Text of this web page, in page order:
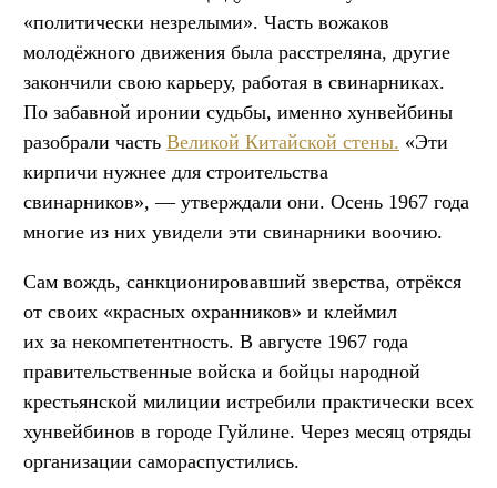
«политически незрелыми». Часть вожаков
молодёжного движения была расстреляна, другие
закончили свою карьеру, работая в свинарниках.
По забавной иронии судьбы, именно хунвейбины
разобрали часть Великой Китайской стены. «Эти
кирпичи нужнее для строительства
свинарников», — утверждали они. Осень 1967 года
многие из них увидели эти свинарники воочию.
Сам вождь, санкционировавший зверства, отрёкся
от своих «красных охранников» и клеймил
их за некомпетентность. В августе 1967 года
правительственные войска и бойцы народной
крестьянской милиции истребили практически всех
хунвейбинов в городе Гуйлине. Через месяц отряды
организации самораспустились.